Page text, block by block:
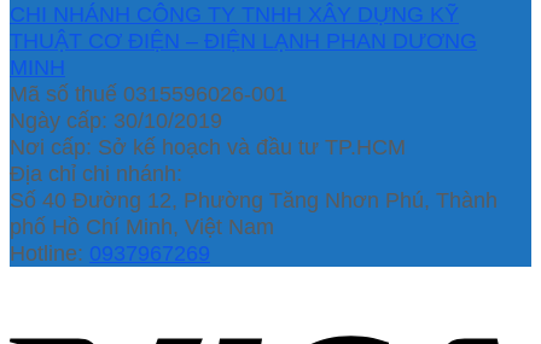
CHI NHÁNH CÔNG TY TNHH XÂY DỰNG KỸ
THUẬT CƠ ĐIỆN – ĐIỆN LẠNH PHAN DƯƠNG
MINH
Mã số thuế 0315596026-001
Ngày cấp: 30/10/2019
Nơi cấp: Sở kế hoạch và đầu tư TP.HCM
Địa chỉ chi nhánh:
Số 40 Đường 12, Phường Tăng Nhơn Phú, Thành
phố Hồ Chí Minh, Việt Nam
Hotline: 0937967269